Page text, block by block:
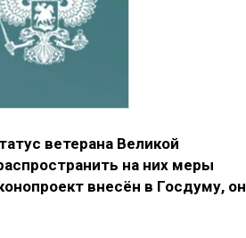
ветерана Великой
на них меры
внесён в Госдуму, он